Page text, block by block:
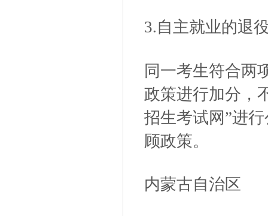
3.自主就业的退
同一考生符合两
政策进行加分，
招生考试网”进
顾政策。
内蒙古自治区